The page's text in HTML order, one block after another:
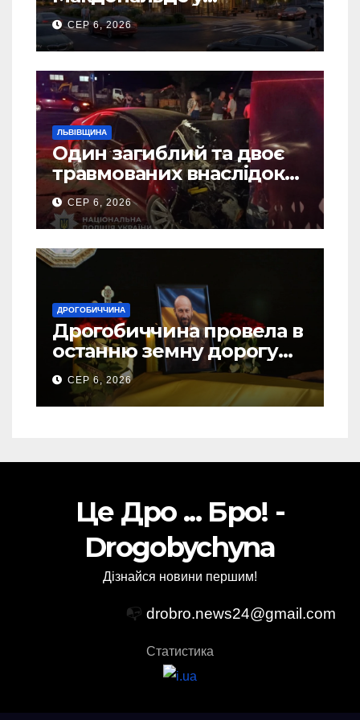
Дрогобичі? (Фото)
СЕР 6, 2026
ЛЬВІВЩИНА
Один загиблий та двоє
травмованих внаслідок
ДТП на Самбірщині
СЕР 6, 2026
ДРОГОБИЧЧИНА
Дрогобиччина провела в
останню земну дорогу
свого Захисника – Олега
Торського
СЕР 6, 2026
Це Дро ... Бро! -
Drogobychyna
Дізнайся новини першим!
📭 drobro.news24@gmail.com
Статистика